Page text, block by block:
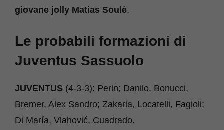
giovane jolly Matias Soulè.
Le probabili formazioni di
Juventus Sassuolo
JUVENTUS (4-3-3): Perin; Danilo, Bonucci,
Bremer, Alex Sandro; Zakaria, Locatelli, Fagioli;
Di María, Vlahović, Cuadrado.